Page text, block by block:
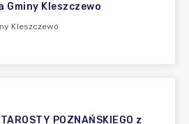
Gminy Kleszczewo
Kleszczewo
POZNAŃSKIEGO z